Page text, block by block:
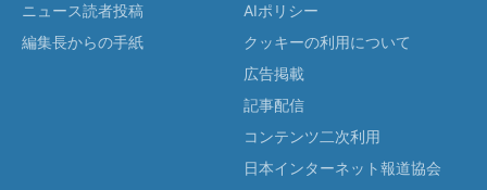
ニュース読者投稿
編集長からの手紙
AIポリシー
クッキーの利用について
広告掲載
記事配信
コンテンツ二次利用
日本インターネット報道協会